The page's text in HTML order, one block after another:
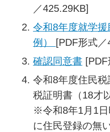
／425.29KB]
令和8年度就学
例）
[PDF形式
確認同意書[PDF
令和8年度住民
税証明書（18才
※令和8年1月1
に住民登録の無